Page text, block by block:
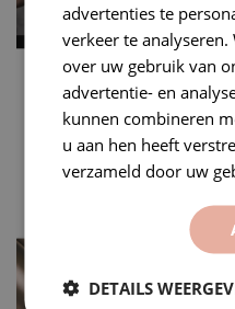
2D CARBON ZILVER
WRAPFOLIE
Deze folie beschikt over
een nieuwe soort lijm (Low
tack), waardoor hij makkelij...
€13,00
advertenties te
verkeer te
over uw gebruik van
advertentie- en
kunnen combineren
u aan hen heeft
verzameld door uw
DETAILS